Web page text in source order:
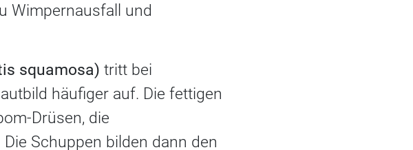
Wimpernausfall und
squamosa) tritt bei
häufiger auf. Die fettigen
Drüsen, die
Schuppen bilden dann den